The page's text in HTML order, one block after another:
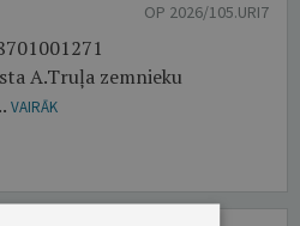
OP 2026/105.URI7
A.Truļa zemnieku
VAIRĀK